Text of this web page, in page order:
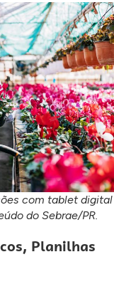
com tablet digital
do Sebrae/PR.
Planilhas